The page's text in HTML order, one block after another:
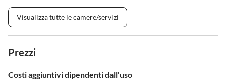
Visualizza tutte le camere/servizi
Prezzi
Costi aggiuntivi dipendenti dall'uso